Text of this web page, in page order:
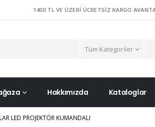
1400 TL VE ÜZERI ÜCRETSIZ KARGO
Tüm Kategoriler
Hakkımızda Kataloglar
LED PROJEKTÖR KUMANDALI